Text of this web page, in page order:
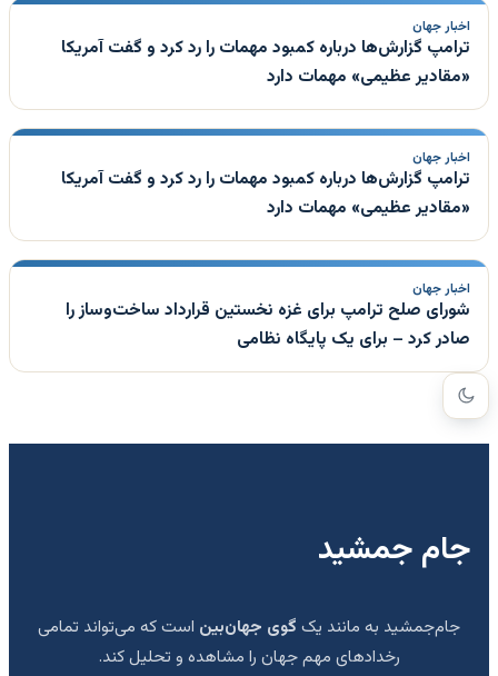
اخبار جهان
ترامپ گزارش‌ها درباره کمبود مهمات را رد کرد و گفت آمریکا
«مقادیر عظیمی» مهمات دارد
اخبار جهان
ترامپ گزارش‌ها درباره کمبود مهمات را رد کرد و گفت آمریکا
«مقادیر عظیمی» مهمات دارد
اخبار جهان
شورای صلح ترامپ برای غزه نخستین قرارداد ساخت‌وساز را
صادر کرد – برای یک پایگاه نظامی
جام جمشید
جام‌جمشید به مانند یک گوی جهان‌بین است که می‌تواند تمامی
رخدادهای مهم جهان را مشاهده و تحلیل کند.